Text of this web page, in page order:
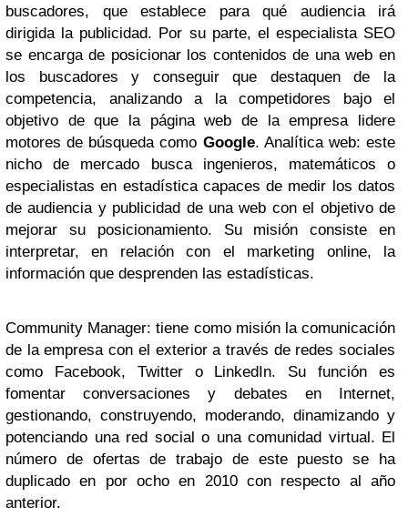
buscadores, que establece para qué audiencia irá
dirigida la publicidad. Por su parte, el especialista SEO
se encarga de posicionar los contenidos de una web en
los buscadores y conseguir que destaquen de la
competencia, analizando a la competidores bajo el
objetivo de que la página web de la empresa lidere
motores de búsqueda como Google. Analítica web: este
nicho de mercado busca ingenieros, matemáticos o
especialistas en estadística capaces de medir los datos
de audiencia y publicidad de una web con el objetivo de
mejorar su posicionamiento. Su misión consiste en
interpretar, en relación con el marketing online, la
información que desprenden las estadísticas.
Community Manager: tiene como misión la comunicación
de la empresa con el exterior a través de redes sociales
como Facebook, Twitter o LinkedIn. Su función es
fomentar conversaciones y debates en Internet,
gestionando, construyendo, moderando, dinamizando y
potenciando una red social o una comunidad virtual. El
número de ofertas de trabajo de este puesto se ha
duplicado en por ocho en 2010 con respecto al año
anterior.